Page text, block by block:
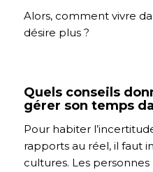
Alors, comment vivre
désire plus ?
Quels conseils
gérer son temps
Pour habiter
rapports au réel, il faut
cultures. Les